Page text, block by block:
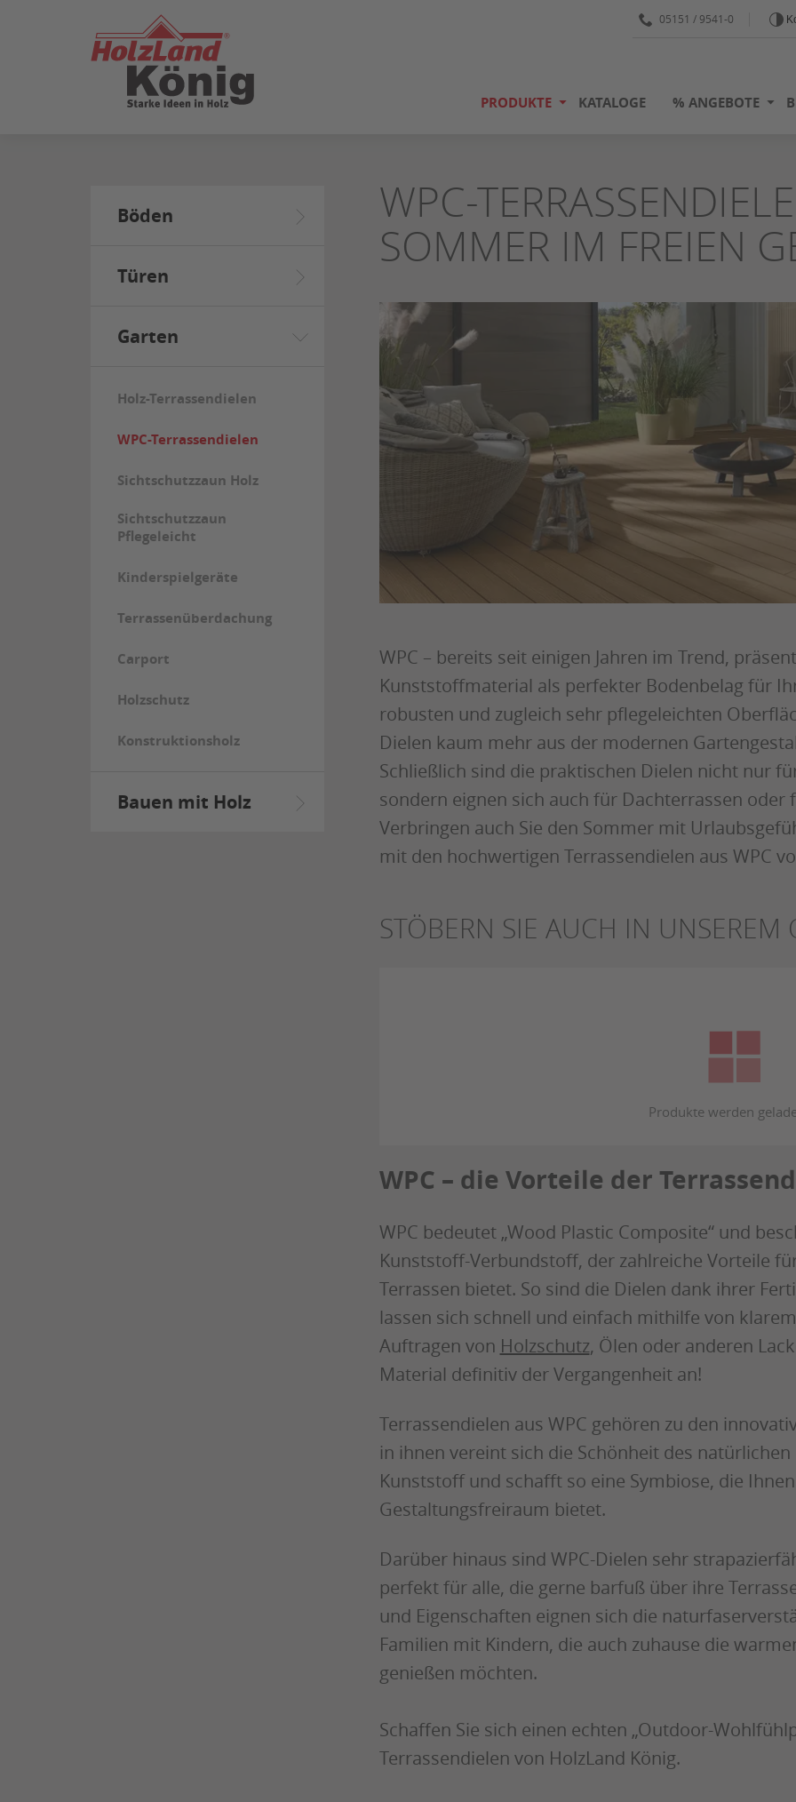
SEITENINHALT
SPRINGEN
05151 / 9541-0
PRODUKTE KATALOGE % ANGEBOTE
Böden
Türen
Garten
Holz-Terrassendielen
WPC-Terrassendielen
Sichtschutzzaun Holz
Sichtschutzzaun
Pflegeleicht
Kinderspielgeräte
Terrassenüberdachung
Carport
Holzschutz
Konstruktionsholz
Bauen mit Holz
WPC-
SOMMER IM FREIEN
WPC – bereits seit einigen Jahren im Trend,
Kunststoffmaterial als perfekter Bodenbelag für
robusten und zugleich sehr pflegeleichten
Dielen kaum mehr aus der modernen
Schließlich sind die praktischen Dielen nicht nur
sondern eignen sich auch für Dachterrassen oder
Verbringen auch Sie den Sommer mit
mit den hochwertigen Terrassendielen aus WPC
STÖBERN SIE AUCH IN UNSEREM
WPC – die Vorteile der
WPC bedeutet „Wood Plastic Composite“ und
Kunststoff-Verbundstoff, der zahlreiche Vorteile
Terrassen bietet. So sind die Dielen dank ihrer
lassen sich schnell und einfach mithilfe von
Auftragen von Holzschutz, Ölen oder anderen
Material definitiv der Vergangenheit an!
Terrassendielen aus WPC gehören zu den
in ihnen vereint sich die Schönheit des
Kunststoff und schafft so eine Symbiose, die
Gestaltungsfreiraum bietet.
Darüber hinaus sind WPC-Dielen sehr
perfekt für alle, die gerne barfuß über ihre
und Eigenschaften eignen sich die
Familien mit Kindern, die auch zuhause die
genießen möchten.
Schaffen Sie sich einen echten „Outdoor-
Terrassendielen von HolzLand König.